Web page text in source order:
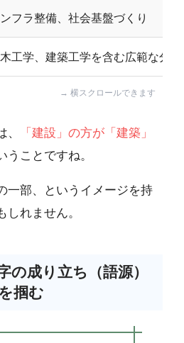
フラ整備、社会基盤づくり
工学、建築工学を含む広範な分野
「建設」の方が「建築」
うことですね。
一部、というイメージを持
れません。
の成り立ち（語源）
掴む